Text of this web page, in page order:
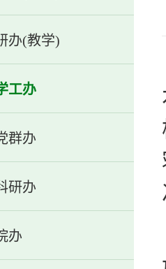
办(教学)
工办
群办
研办
办